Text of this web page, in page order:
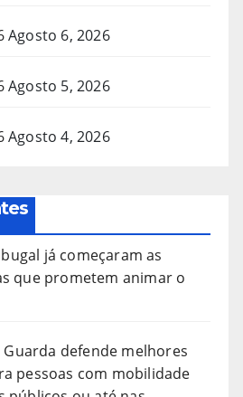
Agosto 6, 2026
Agosto 5, 2026
Agosto 4, 2026
já começaram as
que prometem animar o
Guarda defende melhores
pessoas com mobilidade